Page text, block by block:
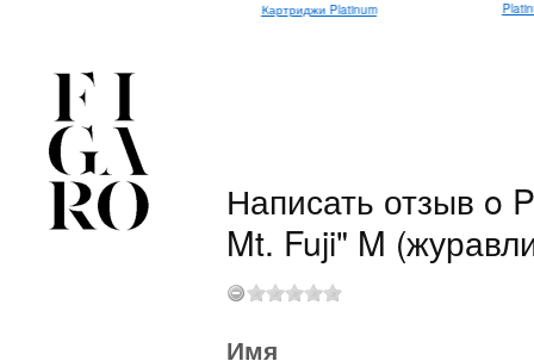
Картриджи Platinum
Написать отзыв o
Mt. Fuji" M
Имя